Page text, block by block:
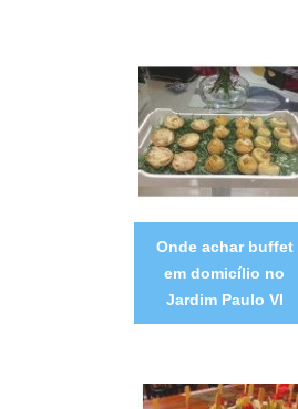
Onde achar buffet
em domicílio no
Jardim Paulo VI